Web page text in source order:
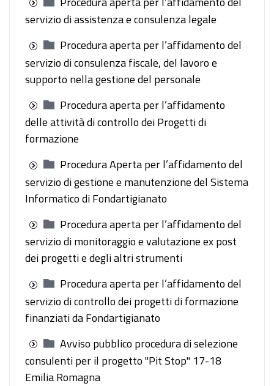
servizio di assistenza e consulenza legale
Procedura aperta per l’affidamento del
servizio di consulenza fiscale, del lavoro e
supporto nella gestione del personale
Procedura aperta per l’affidamento
delle attività di controllo dei Progetti di
formazione
Procedura Aperta per l’affidamento del
servizio di gestione e manutenzione del Sistema
Informatico di Fondartigianato
Procedura aperta per l’affidamento del
servizio di monitoraggio e valutazione ex post
dei progetti e degli altri strumenti
Procedura aperta per l’affidamento del
servizio di controllo dei progetti di formazione
finanziati da Fondartigianato
Avviso pubblico procedura di selezione
consulenti per il progetto "Pit Stop" 17-18
Emilia Romagna